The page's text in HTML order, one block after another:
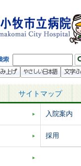
サイトマップ
入院案内
採用